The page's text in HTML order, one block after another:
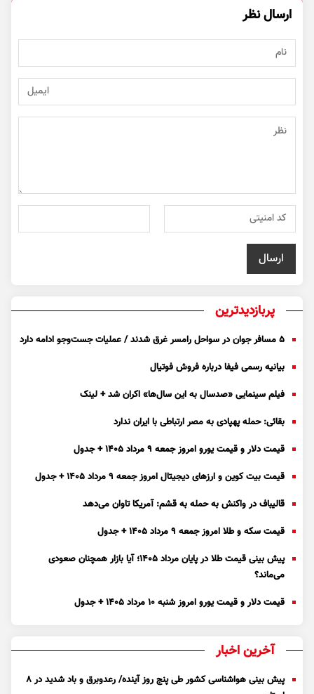
ارسال نظر
پربازدیدترین
۵ مسافر جوان در سواحل رامسر غرق شدند / عملیات جست‌و‌جو ادامه دارد
بیانیه رسمی فیفا درباره فروش فوتیال
فیلم سینمایی «صدسال به این سال‌ها» اکران شد + لینک
بقائی: حمله پهپادی به مصر ارتباطی با ایران ندارد
قیمت دلار و قیمت یورو امروز جمعه ۹ مرداد ۱۴۰۵ + جدول
قیمت بیت کوین و ارز‌های دیجیتال امروز جمعه ۹ مرداد ۱۴۰۵ + جدول
قالیباف در واکنش به حمله به قشم: آمریکا تاوان می‌دهد
قیمت سکه و طلا امروز جمعه ۹ مرداد ۱۴۰۵ + جدول
پیش بینی قیمت طلا در پایان مرداد 1405؛ آیا بازار همچنان صعودی
می‌ماند؟
قیمت دلار و قیمت یورو امروز شنبه ۱۰ مرداد ۱۴۰۵ + جدول
آخرین اخبار
پیش بینی هواشناسی کشور طی پنج روز آینده/ رعدوبرق و باد شدید در ۸